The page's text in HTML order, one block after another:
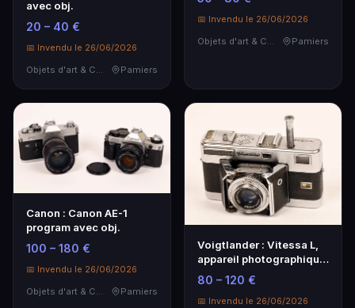
avec obj.
20 – 40 €
📅 Invendu le 26/06/2026
Pamiers
📅 Invendu le 26/06/2026
Objets d'art & Curiosités
Pamiers
Canon : Canon AE-1
program avec obj.
100 – 180 €
📅 Invendu le 26/06/2026
Objets d'art & Curiosités
Pamiers
Voigtlander : Vitessa L,
appareil photographique
24x36 à vis…
80 – 120 €
📅 Invendu le 26/06/2026